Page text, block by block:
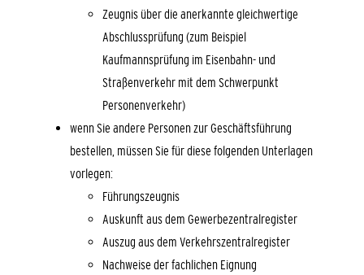
Zeugnis über die anerkannte gleichwertige
Abschlussprüfung (zum Beispiel
Kaufmannsprüfung im Eisenbahn- und
Straßenverkehr mit dem Schwerpunkt
Personenverkehr)
wenn Sie andere Personen zur Geschäftsführung
bestellen, müssen Sie für diese folgenden Unterlagen
vorlegen:
Führungszeugnis
Auskunft aus dem Gewerbezentralregister
Auszug aus dem Verkehrszentralregister
Nachweise der fachlichen Eignung